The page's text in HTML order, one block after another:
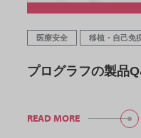
医療安全 移植・自己免
プログラフの製品
READ MORE